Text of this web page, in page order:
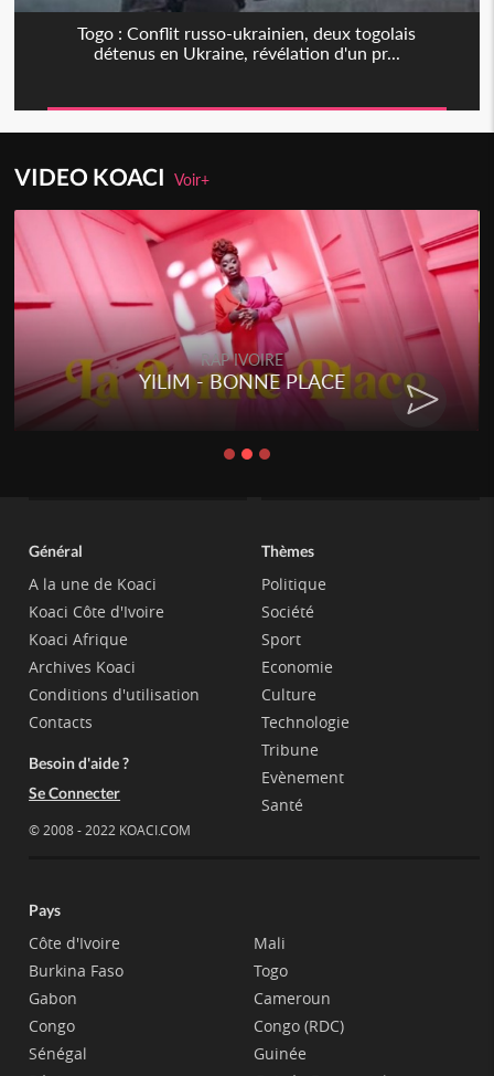
Togo : Conflit russo-ukrainien, deux togolais
détenus en Ukraine, révélation d'un pr...
VIDEO KOACIVoir+
RAP IVOIRE
RENARD BARAKISSA - DOS DE
CHAT
Général
A la une de Koaci
Koaci Côte d'Ivoire
Koaci Afrique
Archives Koaci
Conditions d'utilisation
Contacts
Besoin d'aide ?
Se Connecter
© 2008 - 2022 KOACI.COM
Thèmes
Politique
Société
Sport
Economie
Culture
Technologie
Tribune
Evènement
Santé
Pays
Côte d'Ivoire
Burkina Faso
Gabon
Congo
Sénégal
Mali
Togo
Cameroun
Congo (RDC)
Guinée